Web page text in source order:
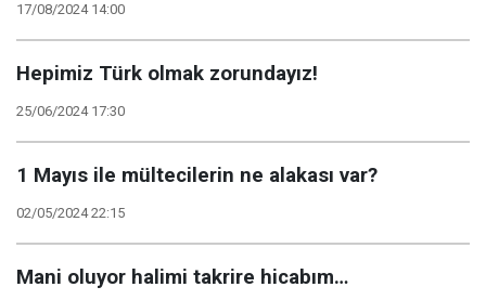
17/08/2024 14:00
Hepimiz Türk olmak zorundayız!
25/06/2024 17:30
1 Mayıs ile mültecilerin ne alakası var?
02/05/2024 22:15
Mani oluyor halimi takrire hicabım…